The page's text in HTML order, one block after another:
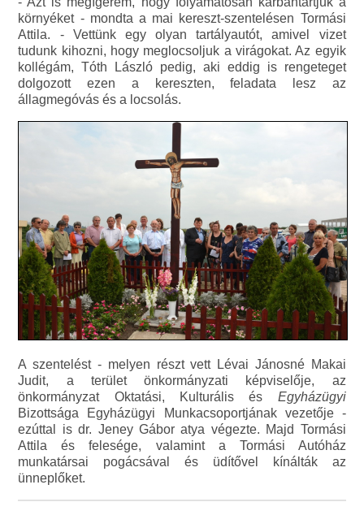
környéket - mondta a mai kereszt-szentelésen Tormási
Attila. - Vettünk egy olyan tartályautót, amivel vizet
tudunk kihozni, hogy meglocsoljuk a virágokat. Az egyik
kollégám, Tóth László pedig, aki eddig is rengeteget
dolgozott ezen a kereszten, feladata lesz az
állagmegóvás és a locsolás.
A szentelést - melyen részt vett Lévai Jánosné Makai
Judit, a terület önkormányzati képviselője, az
önkormányzat Oktatási, Kulturális és Egyházügyi
Bizottsága Egyházügyi Munkacsoportjának vezetője -
ezúttal is dr. Jeney Gábor atya végezte. Majd Tormási
Attila és felesége, valamint a Tormási Autóház
munkatársai pogácsával és üdítővel kínálták az
ünneplőket.